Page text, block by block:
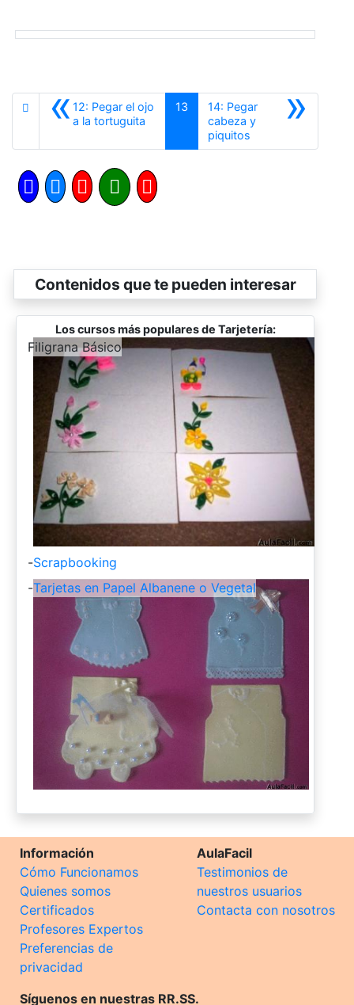
«12: Pegar el ojo
a la tortuguita
13 »
14: Pegar
cabeza y
piquitos
Contenidos que te pueden interesar
Los cursos más populares de Tarjetería:
-
Filigrana Básico
-Scrapbooking
-Tarjetas en Papel Albanene o Vegetal
Información
Cómo Funcionamos
Quienes somos
Certificados
Profesores Expertos
Preferencias de
privacidad
AulaFacil
Testimonios de
nuestros usuarios
Contacta con nosotros
Síguenos en nuestras RR.SS.